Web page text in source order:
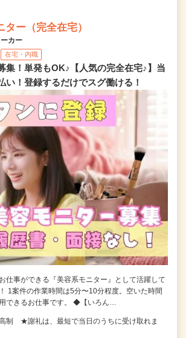
ー（完全在宅）
カー
在宅・内職
集！単発もOK♪【人気の完全在宅♪】当
い！登録するだけでスグ働ける！
仕事ができる『美容系モニター』として活躍して
1案件の作業時間は5分〜10分程度。空いた時間
できるお仕事です。 ◆【いろん…
制 ★謝礼は、最短で当日のうちに受け取れま